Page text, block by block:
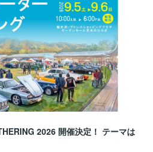
2026 開催決定！ テーマは